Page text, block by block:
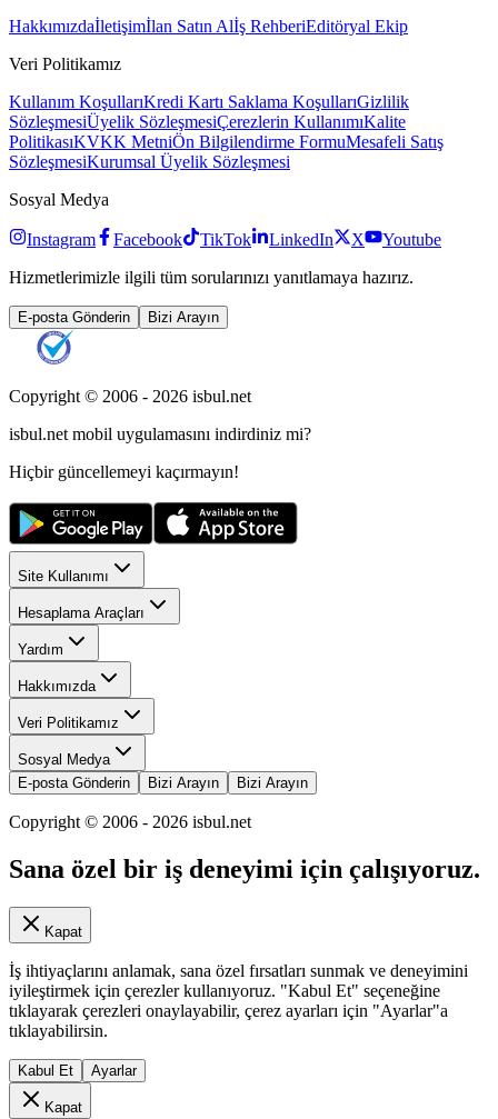
Hakkımızdaİletişimİlan Satın Alİş RehberiEditöryal Ekip
Veri Politikamız
Kullanım KoşullarıKredi Kartı Saklama KoşullarıGizlilik
SözleşmesiÜyelik SözleşmesiÇerezlerin KullanımıKalite
PolitikasıKVKK MetniÖn Bilgilendirme FormuMesafeli Satış
SözleşmesiKurumsal Üyelik Sözleşmesi
Sosyal Medya
Instagram Facebook TikTok LinkedIn X
Youtube
Hizmetlerimizle ilgili tüm sorularınızı yanıtlamaya hazırız.
E-posta Gönderin Bizi Arayın
Copyright © 2006 - 2026 isbul.net
isbul.net mobil uygulamasını indirdiniz mi?
Hiçbir güncellemeyi kaçırmayın!
Site Kullanımı
Hesaplama Araçları
Yardım
Hakkımızda
Veri Politikamız
Sosyal Medya
E-posta Gönderin
Bizi Arayın Bizi Arayın
Copyright © 2006 - 2026 isbul.net
Sana özel bir iş deneyimi için çalışıyoruz.
Kapat
İş ihtiyaçlarını anlamak, sana özel fırsatları sunmak ve deneyimini
iyileştirmek için çerezler kullanıyoruz. "Kabul Et" seçeneğine
tıklayarak çerezleri onaylayabilir, çerez ayarları için "Ayarlar"a
tıklayabilirsin.
Kabul Et Ayarlar
Kapat